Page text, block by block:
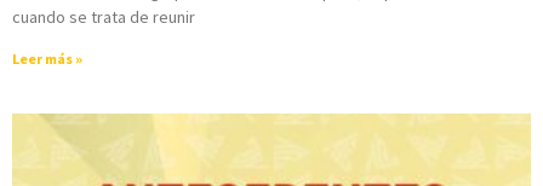
cuando se trata de reunir
Leer más »